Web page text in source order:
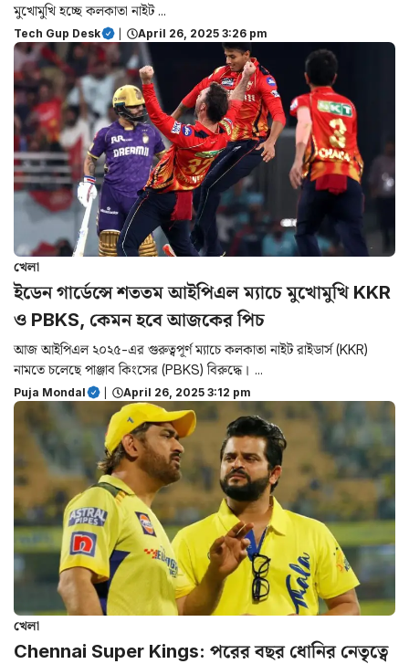
মুখোমুখি হচ্ছে কলকাতা নাইট ...
Tech Gup Desk | April 26, 2025 3:26 pm
খেলা
ইডেন গার্ডেন্সে শততম আইপিএল ম্যাচে মুখোমুখি KKR
ও PBKS, কেমন হবে আজকের পিচ
আজ আইপিএল ২০২৫-এর গুরুত্বপূর্ণ ম্যাচে কলকাতা নাইট রাইডার্স (KKR)
নামতে চলেছে পাঞ্জাব কিংসের (PBKS) বিরুদ্ধে। ...
Puja Mondal | April 26, 2025 3:12 pm
খেলা
Chennai Super Kings: পরের বছর ধোনির নেতৃত্বে